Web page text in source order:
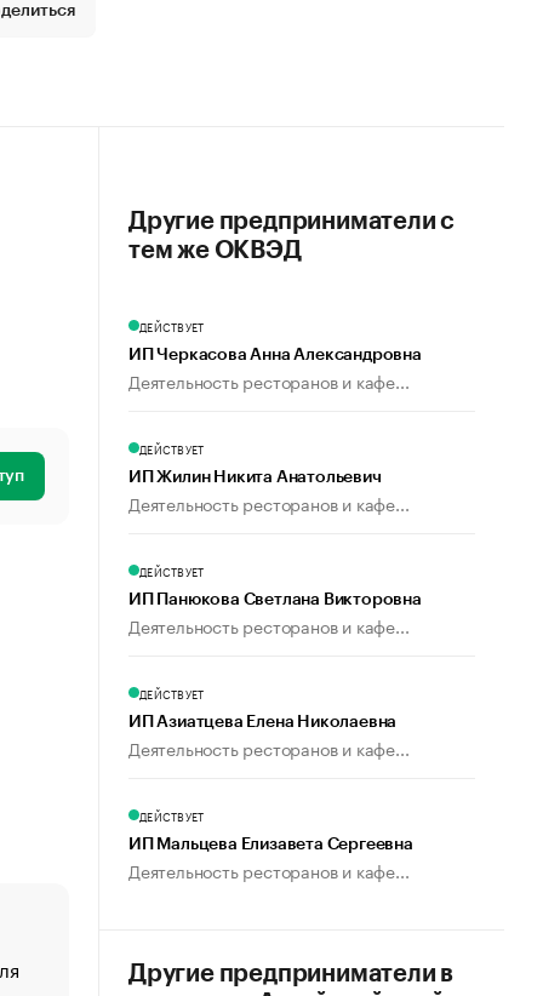
«От спорта тело стареет иначе». Как живет глава
Другие предприниматели с
тем же ОКВЭД
ДЕЙСТВУЕТ
ИП Черкасова Анна Александровна
Деятельность ресторанов и кафе...
ДЕЙСТВУЕТ
ИП Жилин Никита Анатольевич
Деятельность ресторанов и кафе...
ДЕЙСТВУЕТ
ИП Панюкова Светлана Викторовна
Деятельность ресторанов и кафе...
ДЕЙСТВУЕТ
ИП Азиатцева Елена Николаевна
Деятельность ресторанов и кафе...
ДЕЙСТВУЕТ
ИП Мальцева Елизавета Сергеевна
Деятельность ресторанов и кафе...
Другие предприниматели в